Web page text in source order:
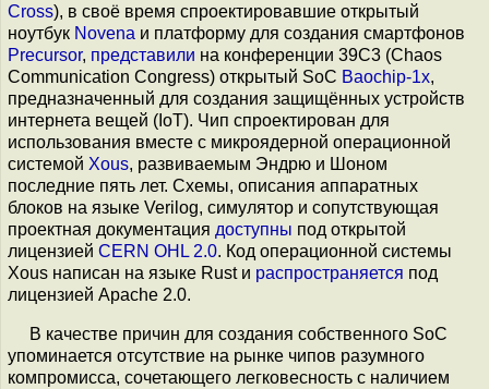
Cross), в своё время спроектировавшие открытый
ноутбук Novena и платформу для создания смартфонов
Precursor, представили на конференции 39C3 (Chaos
Communication Congress) открытый SoC Baochip-1x,
предназначенный для создания защищённых устройств
интернета вещей (IoT). Чип спроектирован для
использования вместе с микроядерной операционной
системой Xous, развиваемым Эндрю и Шоном
последние пять лет. Схемы, описания аппаратных
блоков на языке Verilog, симулятор и сопутствующая
проектная документация доступны под открытой
лицензией CERN OHL 2.0. Код операционной системы
Xous написан на языке Rust и распространяется под
лицензией Apache 2.0.
В качестве причин для создания собственного SoC
упоминается отсутствие на рынке чипов разумного
компромисса, сочетающего легковесность с наличием